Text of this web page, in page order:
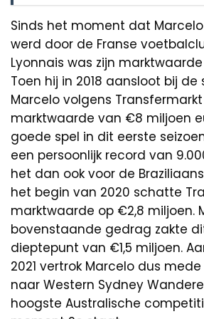
Sinds het moment dat
werd door de Franse
Lyonnais was zijn
Toen hij in 2018 aansloot bij
Marcelo volgens
marktwaarde van €8 miljoen
goede spel in dit eerste
een persoonlijk record van
het dan ook voor de
het begin van 2020 schatte
marktwaarde op €2,8 miljoen.
bovenstaande gedrag zakte
dieptepunt van €1,5 miljoen.
2021 vertrok Marcelo dus
naar Western Sydney
hoogste Australische